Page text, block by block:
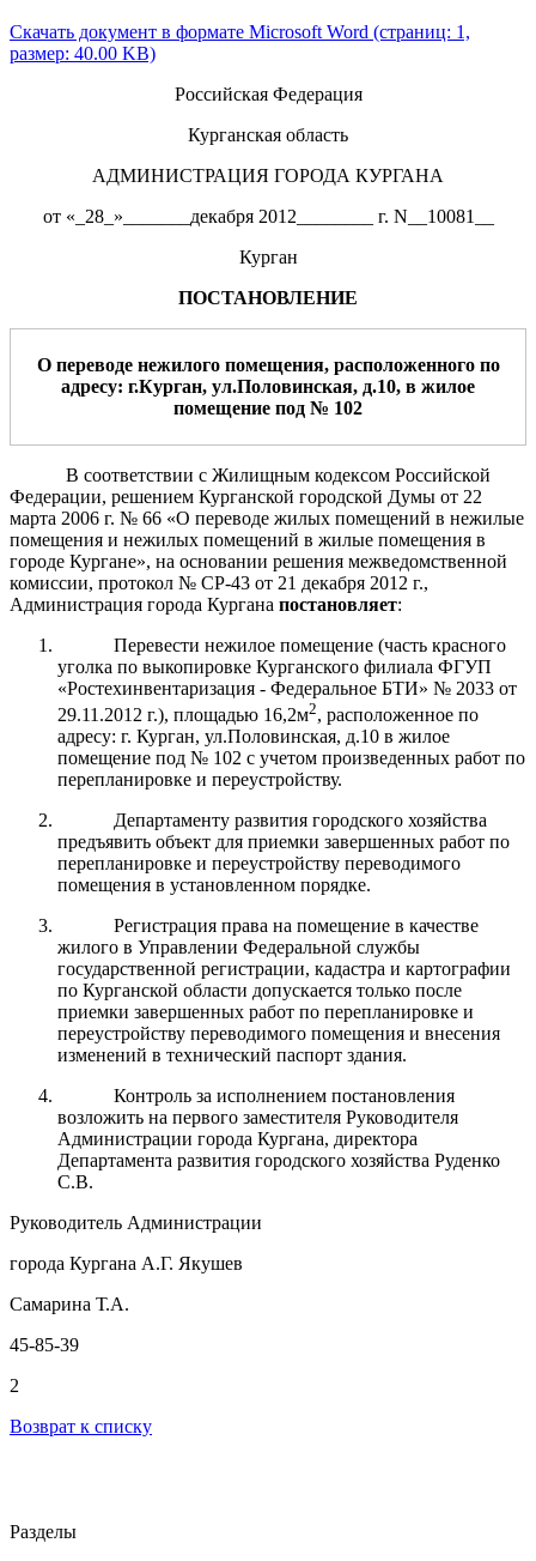
Скачать документ в формате Microsoft Word (страниц: 1,
размер: 40.00 KB)
Российская Федерация
Курганская область
АДМИНИСТРАЦИЯ ГОРОДА КУРГАНА
от «_28_»_______декабря 2012________ г. N__10081__
Курган
ПОСТАНОВЛЕНИЕ
О переводе нежилогопомещения, расположенногопо
адресу: г.Курган, ул.Половинская, д.10, в жилое
помещение под № 102
В соответствии с Жилищным кодексом Российской
Федерации, решением Курганской городской Думы от 22
марта 2006 г. № 66 «О переводе жилых помещений в нежилые
помещения и нежилых помещений в жилые помещения в
городе Кургане», на основании решения межведомственной
комиссии, протокол № СР-43 от 21 декабря 2012 г.,
Администрация города Кургана постановляет:
Перевести нежилое помещение (часть красного
уголка по выкопировке Курганского филиала ФГУП
«Ростехинвентаризация - Федеральное БТИ» № 2033 от
29.11.2012 г.), площадью 16,2м2, расположенное по
адресу: г. Курган, ул.Половинская, д.10 в жилое
помещение под № 102 с учетом произведенных работ по
перепланировке и переустройству.
Департаменту развития городского хозяйства
предъявить объект для приемки завершенных работ по
перепланировке и переустройству переводимого
помещения в установленном порядке.
Регистрация права на помещение в качестве
жилого в Управлении Федеральной службы
государственной регистрации, кадастра и картографии
по Курганской области допускается только после
приемки завершенных работ по перепланировке и
переустройству переводимого помещения и внесения
изменений в технический паспорт здания.
Контроль за исполнением постановления
возложить на первого заместителя Руководителя
Администрации города Кургана, директора
Департамента развития городского хозяйства Руденко
С.В.
Руководитель Администрации
города Кургана А.Г. Якушев
Самарина Т.А.
45-85-39
2
Возврат к списку
Разделы